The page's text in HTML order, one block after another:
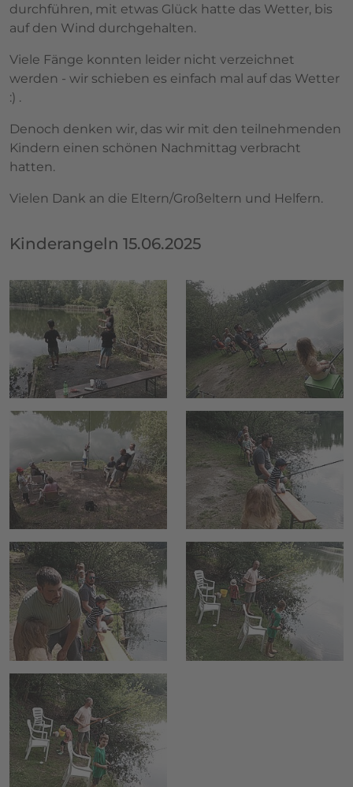
durchführen, mit etwas Glück hatte das Wetter, bis
auf den Wind durchgehalten.
Viele Fänge konnten leider nicht verzeichnet
werden - wir schieben es einfach mal auf das Wetter
:) .
Denoch denken wir, das wir mit den teilnehmenden
Kindern einen schönen Nachmittag verbracht
hatten.
Vielen Dank an die Eltern/Großeltern und Helfern.
Kinderangeln 15.06.2025